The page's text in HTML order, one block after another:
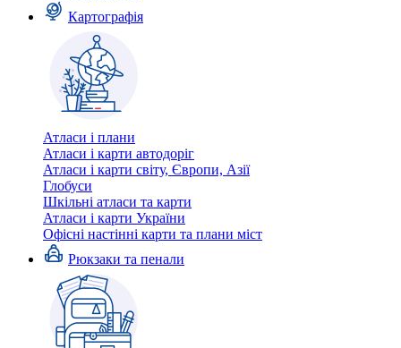
Картографія
Атласи і плани
Атласи і карти автодоріг
Атласи і карти світу, Європи, Азії
Глобуси
Шкільні атласи та карти
Атласи і карти України
Офісні настінні карти та плани міст
Рюкзаки та пенали